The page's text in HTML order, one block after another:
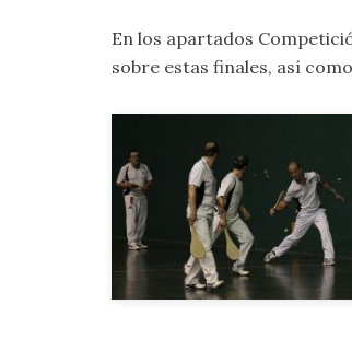
En los apartados
sobre estas finales, así